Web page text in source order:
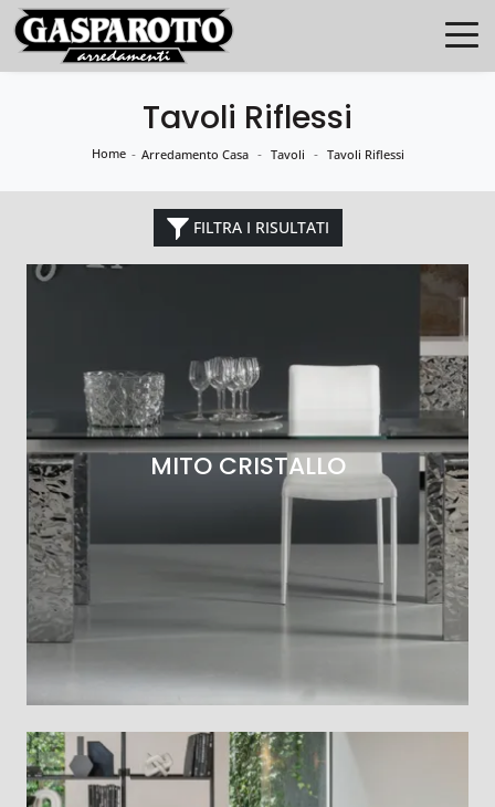
Tavoli Riflessi
Home - Arredamento Casa - Tavoli - Tavoli Riflessi
FILTRA I RISULTATI
MITO CRISTALLO